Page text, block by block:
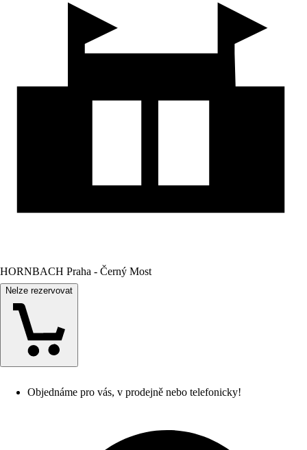
HORNBACH Praha - Černý Most
Nelze rezervovat
Objednáme pro vás, v prodejně nebo telefonicky!